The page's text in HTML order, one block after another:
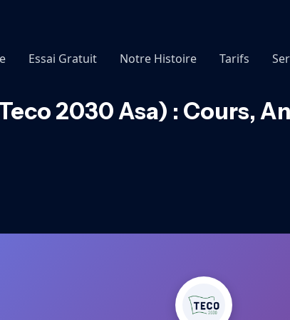
Essai Gratuit Notre Histoire Tarifs
2030 Asa) : Cours,